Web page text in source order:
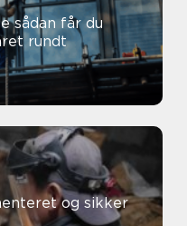
rundt